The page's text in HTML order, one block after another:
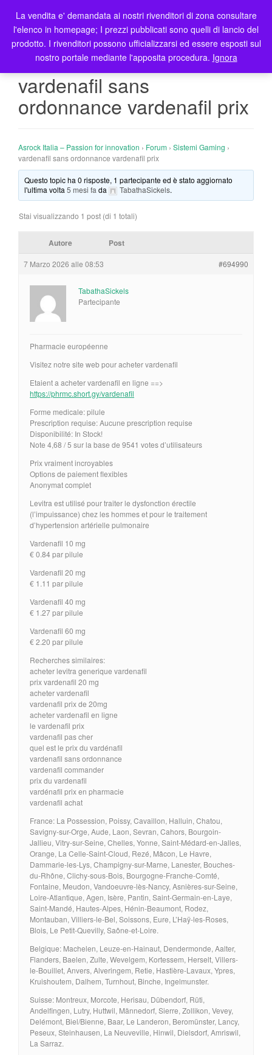
T
o
g
l
a
i
vardenafil sans
ordonnance vardenafil prix
Asrock Italia – Passion for innovation › Forum › Sistemi Gaming ›
vardenafil sans ordonnance vardenafil prix
Questo topic ha 0 risposte, 1 partecipante ed è stato aggiornato
l'ultima volta5 mesi fa da TabathaSickels.
Stai visualizzando 1 post (di 1 totali)
Autore Post
7 Marzo 2026 alle 08:53 #694990
TabathaSickels
Partecipante
Pharmacie européenne
Visitez notre site web pour acheter vardenafil
Etaient a acheter vardenafil en ligne ==>
https://phrmc.short.gy/vardenafil
Forme medicale: pilule
Prescription requise: Aucune prescription requise
Disponibilité: In Stock!
Note 4,68 / 5 sur la base de 9541 votes d’utilisateurs
Prix vraiment incroyables
Options de paiement flexibles
Anonymat complet
Levitra est utilisé pour traiter le dysfonction érectile
(l’impuissance) chez les hommes et pour le traitement
d’hypertension artérielle pulmonaire
Vardenafil 10 mg
€ 0.84 par pilule
Vardenafil 20 mg
€ 1.11 par pilule
Vardenafil 40 mg
€ 1.27 par pilule
Vardenafil 60 mg
€ 2.20 par pilule
Recherches similaires:
acheter levitra generique vardenafil
prix vardenafil 20 mg
acheter vardenafil
vardenafil prix de 20mg
acheter vardenafil en ligne
le vardenafil prix
vardenafil pas cher
quel est le prix du vardénafil
vardenafil sans ordonnance
vardenafil commander
prix du vardenafil
vardénafil prix en pharmacie
vardenafil achat
France: La Possession, Poissy, Cavaillon, Halluin, Chatou,
Savigny-sur-Orge, Aude, Laon, Sevran, Cahors, Bourgoin-
Jallieu, Vitry-sur-Seine, Chelles, Yonne, Saint-Médard-en-Jalles,
Orange, La Celle-Saint-Cloud, Rezé, Mâcon, Le Havre,
Dammarie-les-Lys, Champigny-sur-Marne, Lanester, Bouches-
du-Rhône, Clichy-sous-Bois, Bourgogne-Franche-Comté,
Fontaine, Meudon, Vandoeuvre-lès-Nancy, Asnières-sur-Seine,
Loire-Atlantique, Agen, Isère, Pantin, Saint-Germain-en-Laye,
Saint-Mandé, Hautes-Alpes, Hénin-Beaumont, Rodez,
Montauban, Villiers-le-Bel, Soissons, Eure, L’Haÿ-les-Roses,
Blois, Le Petit-Quevilly, Saône-et-Loire.
Belgique: Machelen, Leuze-en-Hainaut, Dendermonde, Aalter,
Flanders, Baelen, Zulte, Wevelgem, Kortessem, Herselt, Villers-
le-Bouillet, Anvers, Alveringem, Retie, Hastière-Lavaux, Ypres,
Kruishoutem, Dalhem, Turnhout, Binche, Ingelmunster.
Suisse: Montreux, Morcote, Herisau, Dübendorf, Rüti,
Andelfingen, Lutry, Huttwil, Männedorf, Sierre, Zollikon, Vevey,
Delémont, Biel/Bienne, Baar, Le Landeron, Beromünster, Lancy,
Peseux, Steinhausen, La Neuveville, Hinwil, Dielsdorf, Amriswil,
La Sarraz.
La vendita e' demandata ai nostri rivenditori di zona consultare
l'elenco in homepage; I prezzi pubblicati sono quelli di lancio del
prodotto. I rivenditori possono ufficializzarsi ed essere esposti sul
nostro portale mediante l'apposita procedura. Ignora